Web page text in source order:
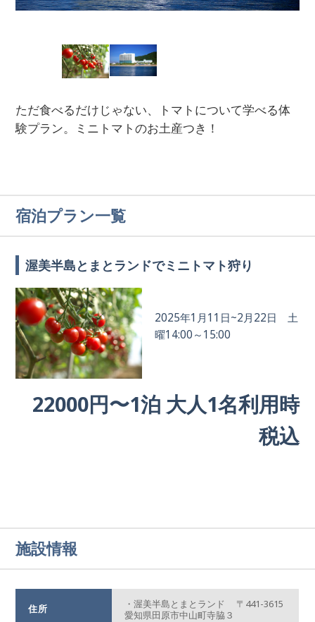
ただ食べるだけじゃない、トマトについて学べる体
験プラン。ミニトマトのお土産つき！
宿泊プラン一覧
渥美半島とまとランドでミニトマト狩り
2025年1月11日~2月22日 土
曜14:00～15:00
22000円〜1泊 大人1名利用時
税込
施設情報
住所
・渥美半島とまとランド 〒441-3615
愛知県田原市中山町寺脇３